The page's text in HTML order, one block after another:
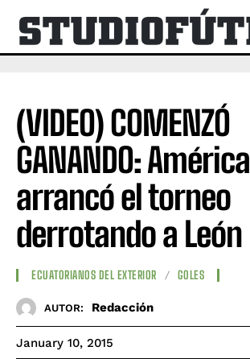
(VIDEO) COMENZÓ
GANANDO: América
arrancó el torneo
derrotando a León
ECUATORIANOS DEL EXTERIOR GOLES
AUTOR: Redacción
January 10, 2015